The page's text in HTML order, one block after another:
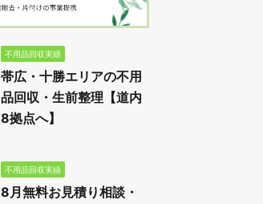
不用品回収実績
帯広・十勝エリアの不用
品回収・生前整理【道内
8拠点へ】
不用品回収実績
8月無料お見積り相談・